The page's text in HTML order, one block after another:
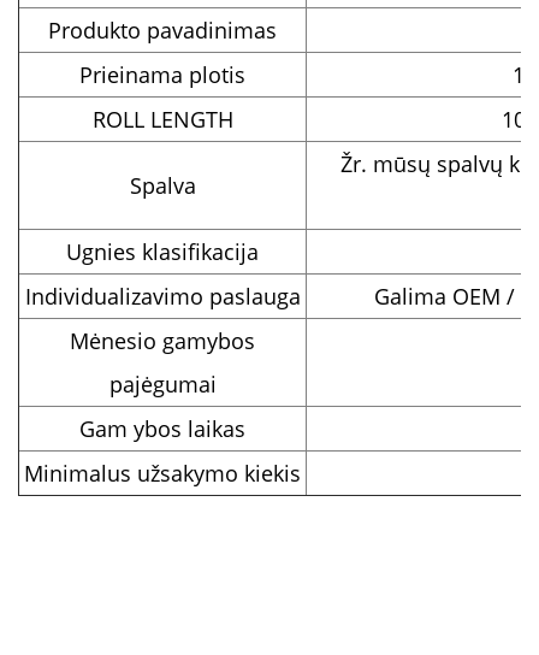
Produkto pavadinimas
Prieinama plotis
ROLL LENGTH
Spalva
Žr. mūsų spalvų
Ugnies klasifikacija
Individualizavimo paslauga
Galima OEM /
Mėnesio gamybos
pajėgumai
Gam ybos laikas
Minimalus užsakymo kiekis